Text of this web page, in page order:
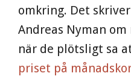
omkring. Det
Andreas Nyman
när de plötsligt sa
priset på